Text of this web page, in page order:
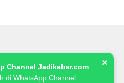
Channel Jadikabar.com
di WhatsApp Channel
✕